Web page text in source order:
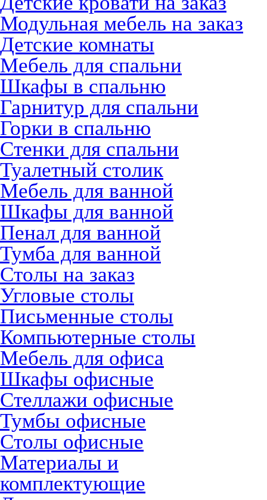
Модульная мебель на заказ
Детские комнаты
Мебель для спальни
Шкафы в спальню
Гарнитур для спальни
Горки в спальню
Стенки для спальни
Туалетный столик
Мебель для ванной
Шкафы для ванной
Пенал для ванной
Тумба для ванной
Столы на заказ
Угловые столы
Письменные столы
Компьютерные столы
Мебель для офиса
Шкафы офисные
Стеллажи офисные
Тумбы офисные
Столы офисные
Материалы и
комплектующие